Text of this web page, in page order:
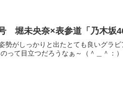
堀未央奈×表参道「乃木坂
勢がしっかりと出たとても良いグラ
って目立つだろうなぁ～（＾＿＾：